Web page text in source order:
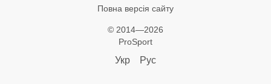
Повна версія сайту
© 2014—2026
ProSport
Укр Рус